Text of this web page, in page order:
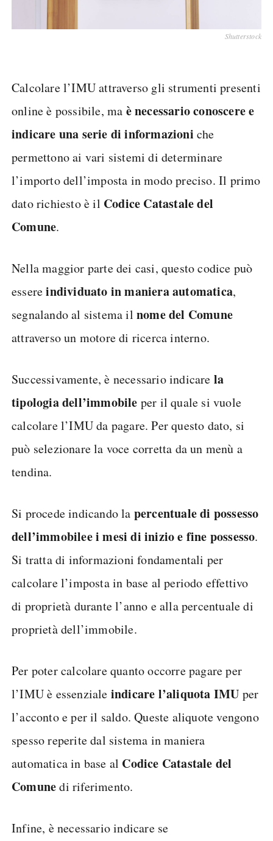
Shutterstock
Calcolare l’IMU attraverso gli strumenti presenti
online è possibile, ma è necessario conoscere e
indicare una serie di informazioni che
permettono ai vari sistemi di determinare
l’importo dell’imposta in modo preciso. Il primo
dato richiesto è il Codice Catastale del
Comune.
Nella maggior parte dei casi, questo codice può
essereindividuato in maniera automatica,
segnalando al sistema il nome del Comune
attraverso un motore di ricerca interno.
Successivamente, è necessario indicare la
tipologia dell’immobile per il quale si vuole
calcolare l’IMU da pagare. Per questo dato, si
può selezionare la voce corretta da un menù a
tendina.
Si procede indicando la percentuale di possesso
dell’immobilee i mesi di inizio e fine possesso.
Si tratta di informazioni fondamentali per
calcolare l’imposta in base al periodo effettivo
di proprietà durante l’anno e alla percentuale di
proprietà dell’immobile.
Per poter calcolare quanto occorre pagare per
l’IMU è essenziale indicare l’aliquota IMU per
l’acconto e per il saldo. Queste aliquote vengono
spesso reperite dal sistema in maniera
automatica in base al Codice Catastale del
Comunedi riferimento.
Infine, è necessario indicare se